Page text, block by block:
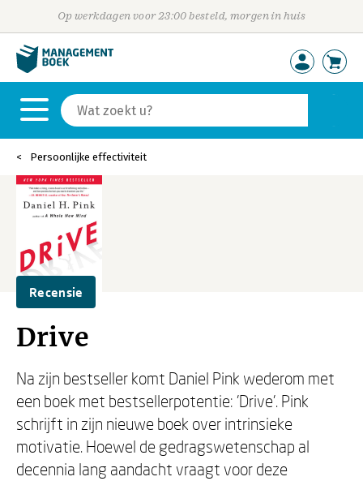
Op werkdagen voor 23:00 besteld, morgen in huis
Persoonlijke effectiviteit
Recensie
Drive
Na zijn bestseller komt Daniel Pink wederom met
een boek met bestsellerpotentie: 'Drive'. Pink
schrijft in zijn nieuwe boek over intrinsieke
motivatie. Hoewel de gedragswetenschap al
decennia lang aandacht vraagt voor deze